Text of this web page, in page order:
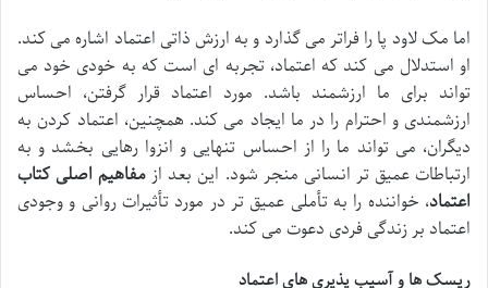
اما مک لاود پا را فراتر می گذارد و به ارزش ذاتی اعتماد اشاره می کند.
او استدلال می کند که اعتماد، تجربه ای است که به خودی خود می
تواند برای ما ارزشمند باشد. مورد اعتماد قرار گرفتن، احساس
ارزشمندی و احترام را در ما ایجاد می کند. همچنین، اعتماد کردن به
دیگران، می تواند ما را از احساس تنهایی و انزوا رهایی بخشد و به
ارتباطات عمیق تر انسانی منجر شود. این بعد از مفاهیم اصلی کتاب
اعتماد، خواننده را به تأملی عمیق تر در مورد تأثیرات روانی و وجودی
اعتماد بر زندگی فردی دعوت می کند.
ریسک ها و آسیب پذیری های اعتماد